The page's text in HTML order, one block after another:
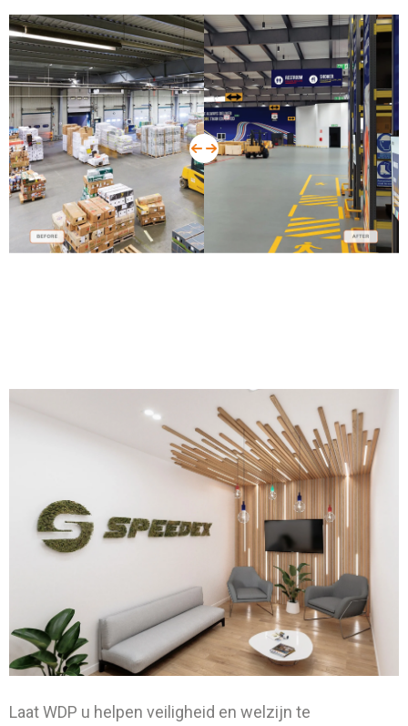
before
Laat WDP u helpen veiligheid en welzijn te